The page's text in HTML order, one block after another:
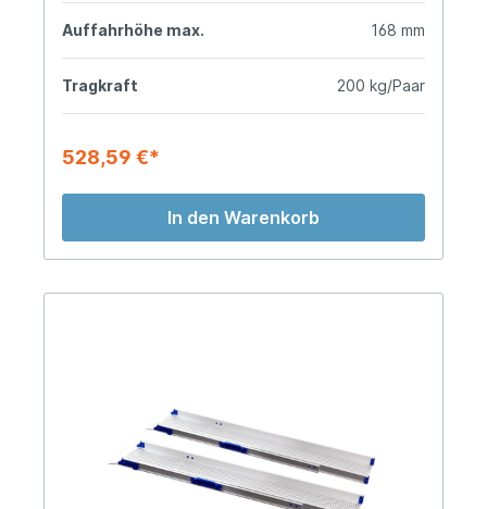
Auffahrhöhe max. 168 mm
Tragkraft 200 kg/Paar
528,59 €*
In den Warenkorb